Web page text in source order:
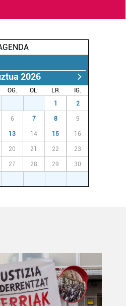
2026
OG. OL. LR.
IG.
1 2
6 7 8 9
13 14 15 16
20 21 22 23
27 28 29 30